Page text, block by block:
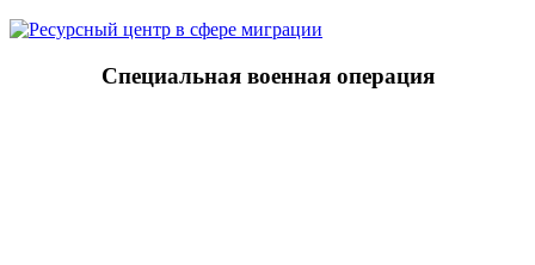
Специальная военная операция